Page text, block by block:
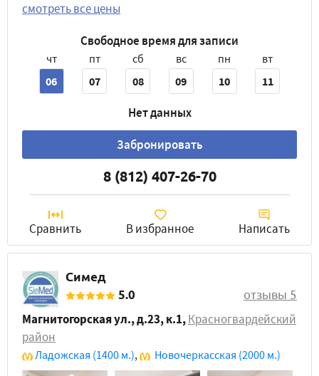
смотреть все цены
Свободное время для записи
чт
06
пт
07
сб
08
вс
09
пн
10
вт
11
Нет данных
Забронировать
8 (812) 407-26-70
Сравнить В избранное Написать
Симед
5.0
отзывы 5
Магнитогорская ул., д.23, к.1,Красногвардейский
район
Ладожская (1400 м.), Новочеркасская (2000 м.)